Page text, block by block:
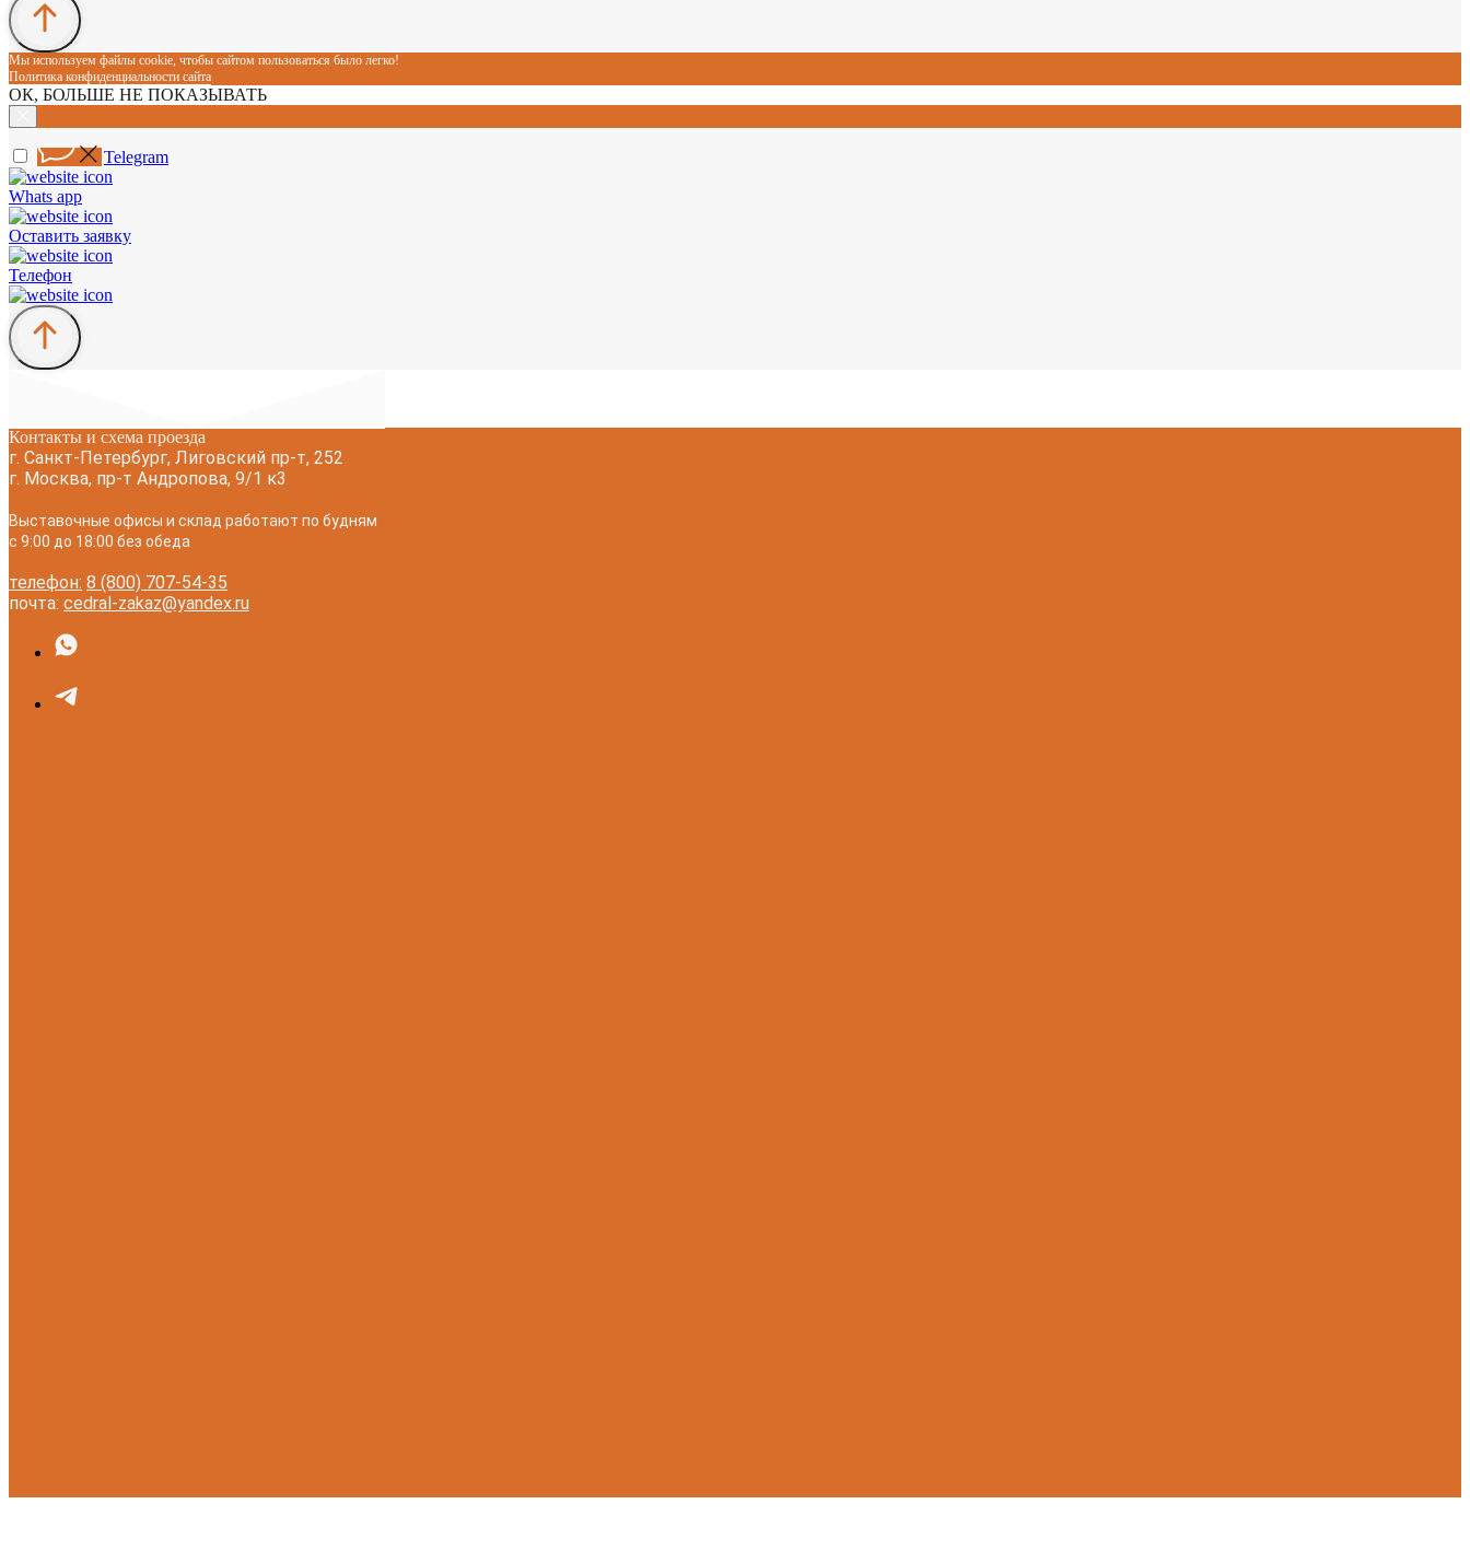
Мы используем файлы cookie, чтобы сайтом пользоваться было легко!
Политика конфиденциальности сайта
ОК, БОЛЬШЕ НЕ ПОКАЗЫВАТЬ
Telegram
Whats app
Оставить заявку
Телефон
Контакты и схема проезда
г. Санкт-Петербург, Лиговский пр-т, 252
г. Москва, пр-т Андропова, 9/1 к3
Выставочные офисы и склад работают по будням
с 9:00 до 18:00 без обеда
телефон: 8 (800) 707-54-35
почта: cedral-zakaz@yandex.ru